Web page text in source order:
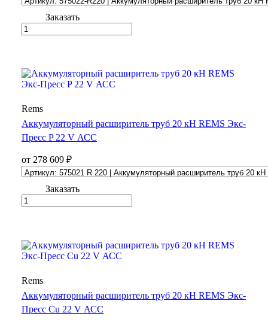
Заказать
Rems
Аккумуляторный расширитель труб 20 кН REMS Экс-
Пресс P 22 V АСС
от 278 609 ₽
Заказать
Rems
Аккумуляторный расширитель труб 20 кН REMS Экс-
Пресс Cu 22 V АСС